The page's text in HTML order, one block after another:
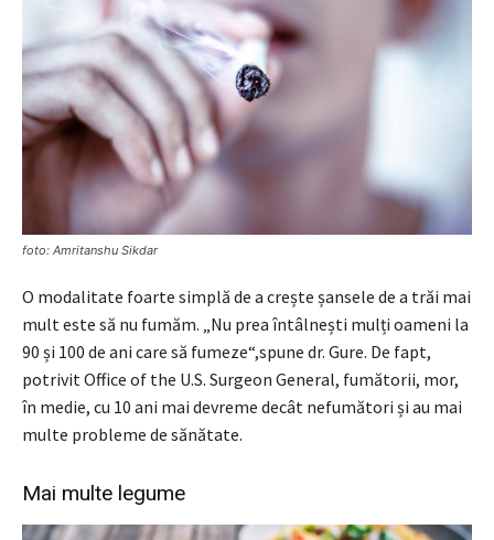
foto: Amritanshu Sikdar
O modalitate foarte simplă de a crește șansele de a trăi mai
mult este să nu fumăm. „Nu prea întâlnești mulți oameni la
90 și 100 de ani care să fumeze“,spune dr. Gure. De fapt,
potrivit Office of the U.S. Surgeon General, fumătorii, mor,
în medie, cu 10 ani mai devreme decât nefumători și au mai
multe probleme de sănătate.
Mai multe legume